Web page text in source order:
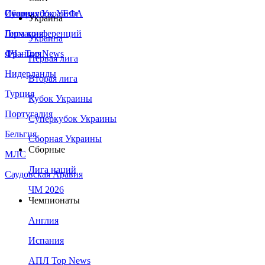
Сборная Украины
Италия
Германия
Франция
Нидерланды
Турция
Португалия
Бельгия
МЛС
Саудовская Аравия
Суперкубок УЕФА
Лига конференций
ЛЧ - Top News
Украина
Украина
Первая лига
Вторая лига
Кубок Украины
Суперкубок Украины
Сборная Украины
Сборные
Лига наций
ЧМ 2026
Чемпионаты
Англия
Испания
АПЛ Top News